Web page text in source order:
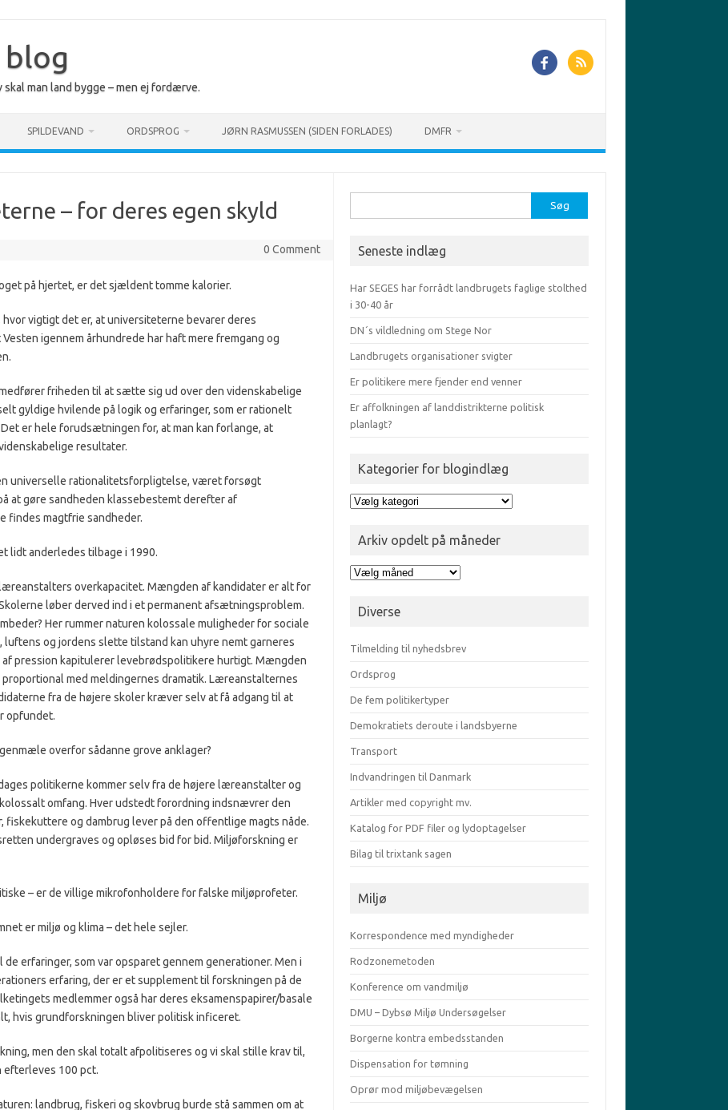
blog
man land bygge – men ej fordærve.
SPILDEVAND ORDSPROG JØRN RASMUSSEN (SIDEN FORLADES) DMFR
– for deres egen skyld
0 Comment
på hjertet, er det sjældent tomme kalorier.
vigtigt det er, at universiteterne bevarer deres
igennem århundrede har haft mere fremgang og
friheden til at sætte sig ud over den videnskabelige
gyldige hvilende på logik og erfaringer, som er rationelt
er hele forudsætningen for, at man kan forlange, at
resultater.
universelle rationalitetsforpligtelse, været forsøgt
at gøre sandheden klassebestemt derefter af
findes magtfrie sandheder.
lidt anderledes tilbage i 1990.
overkapacitet. Mængden af kandidater er alt for
løber derved ind i et permanent afsætnings­problem.
Her rummer naturen kolossale muligheder for sociale
luftens og jordens slette tilstand kan uhyre nemt garneres
af pression kapi­tulerer levebrødspolitikere hurtigt. Mængden
med meldingernes drama­tik. Lære­anstalternes
fra de højere skoler kræver selv at få ad­gang til at
opfundet.
overfor sådanne grove anklager?
politikerne kom­mer selv fra de højere lære­anstalter og
om­fang. Hver udstedt forordning indsnævrer den
og dam­brug lever på den offentlige magts nåde.
undergraves og opløses bid for bid. Miljøforskning er
– er de villige mikrofonholdere for falske miljøprofeter.
er miljø og klima – det hele sejler.
erfaringer, som var opsparet gennem generationer. Men i
erfaring, der er et supplement til forskningen på de
medlemmer også har deres eksamenspapirer/basale
hvis grundforskningen bliver politisk inficeret.
men den skal totalt afpolitiseres og vi skal stille krav til,
efterleves 100 pct.
landbrug, fiskeri og skovbrug burde stå sammen om at
efter:
Seneste indlæg
Har SEGES har forrådt landbrugets faglige stolthed
i 30-40 år
DN´s vildledning om Stege Nor
Landbrugets organisationer svigter
Er politikere mere fjender end venner
Er affolkningen af landdistrikterne politisk
planlagt?
Kategorier for blogindlæg
Kategorier
Arkiv opdelt på måneder
Arkiv
måneder
Diverse
Tilmelding til nyhedsbrev
Ordsprog
De fem politikertyper
Demokratiets deroute i landsbyerne
Transport
Indvandringen til Danmark
Artikler med copyright mv.
Katalog for PDF filer og lydoptagelser
Bilag til trixtank sagen
Miljø
Korrespondence med myndigheder
Rodzonemetoden
Konference om vandmiljø
DMU – Dybsø Miljø Undersøgelser
Borgerne kontra embedsstanden
Dispensation for tømning
Oprør mod miljøbevægelsen